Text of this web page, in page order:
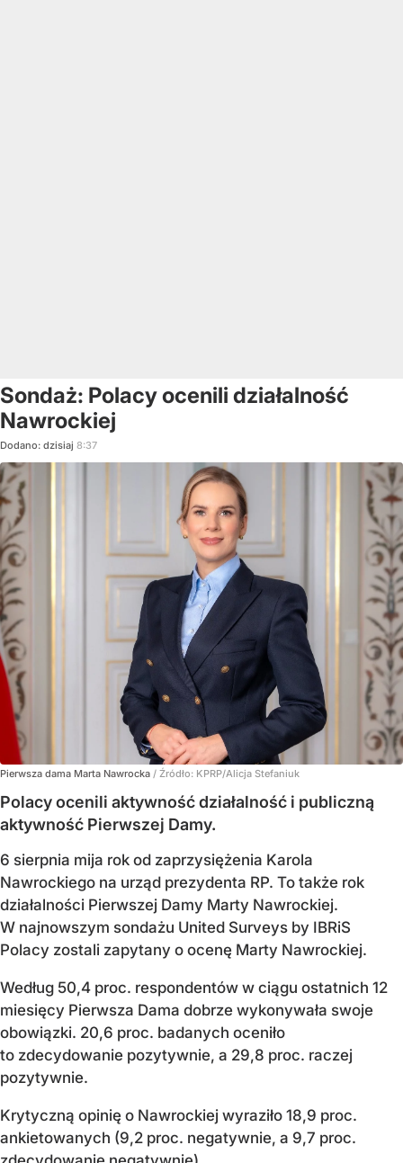
Sondaż: Polacy ocenili działalność
Nawrockiej
Dodano: dzisiaj 8:37
Pierwsza dama Marta Nawrocka / Źródło: KPRP/Alicja Stefaniuk
Polacy ocenili aktywność działalność i publiczną
aktywność Pierwszej Damy.
6 sierpnia mija rok od zaprzysiężenia Karola
Nawrockiego na urząd prezydenta RP. To także rok
działalności Pierwszej Damy Marty Nawrockiej.
W najnowszym sondażu United Surveys by IBRiS
Polacy zostali zapytany o ocenę Marty Nawrockiej.
Według 50,4 proc. respondentów w ciągu ostatnich 12
miesięcy Pierwsza Dama dobrze wykonywała swoje
obowiązki. 20,6 proc. badanych oceniło
to zdecydowanie pozytywnie, a 29,8 proc. raczej
pozytywnie.
Krytyczną opinię o Nawrockiej wyraziło 18,9 proc.
ankietowanych (9,2 proc. negatywnie, a 9,7 proc.